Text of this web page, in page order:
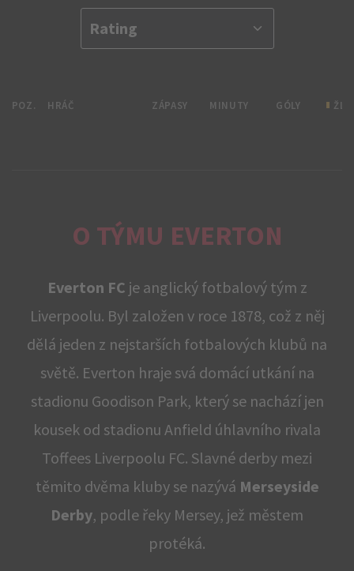
POZ. HRÁČ ZÁPASY MINUTY GÓLY
O TÝMU EVERTON
Everton FC je anglický fotbalový tým z
Liverpoolu. Byl založen v roce 1878, což z něj
dělá jeden z nejstarších fotbalových klubů na
světě. Everton hraje svá domácí utkání na
stadionu Goodison Park, který se nachází jen
kousek od stadionu Anfield úhlavního rivala
Toffees Liverpoolu FC. Slavné derby mezi
těmito dvěma kluby se nazývá Merseyside
Derby, podle řeky Mersey, jež městem
protéká.